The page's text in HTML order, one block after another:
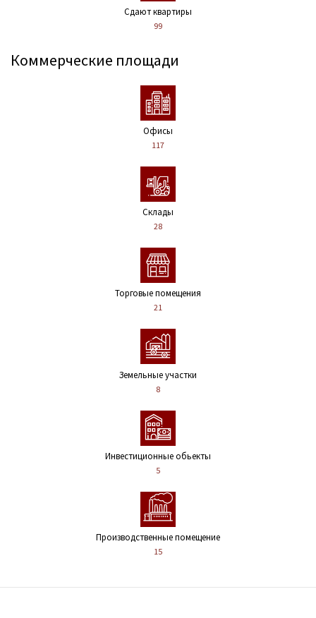
Сдают квартиры
99
Коммерческие площади
Офисы
117
Склады
28
Торговые помещения
21
Земельные участки
8
Инвестиционные обьекты
5
Производственные помещение
15